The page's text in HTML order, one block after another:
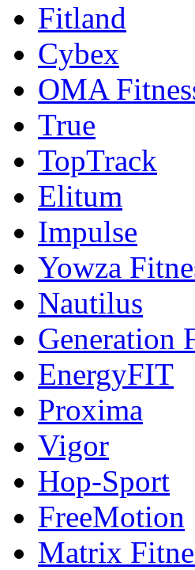
Fitland
Cybex
OMA
True
TopTrack
Elitum
Impulse
Yowza
Nautilus
Generation
EnergyFIT
Proxima
Vigor
Hop-Sport
FreeMotion
Matrix